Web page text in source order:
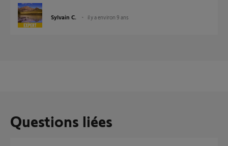
Sylvain C. il y a environ 9 ans
Questions liées